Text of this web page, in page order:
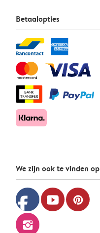
Betaalopties
We zijn ook te vinden op
facebook youtube pinterest
instagram